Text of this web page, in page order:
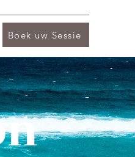
Boek uw Sessie